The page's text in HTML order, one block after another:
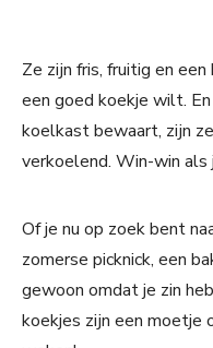
Ze zijn fris, fruitig en
een goed koekje wilt.
koelkast bewaart, zijn
verkoelend. Win-win als
Of je nu op zoek bent
zomerse picknick, een
gewoon omdat je zin
koekjes zijn een moetje